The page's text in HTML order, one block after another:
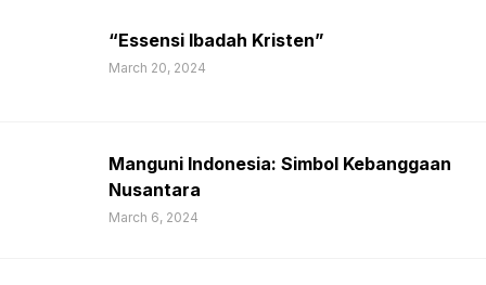
“Essensi Ibadah Kristen”
March 20, 2024
Manguni Indonesia: Simbol Kebanggaan
Nusantara
March 6, 2024